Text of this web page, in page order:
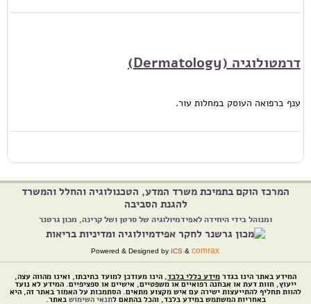
דרמטולוגיה (Dermatology)
ענף ברפואה העוסק במחלות עור.
המרכז הוקם בתמיכת משרד המדע, הטכנולוגיה והחלל והמשרד
להגנת הסביבה
ומנוהל בידי היחידה לאפידמיולוגיה של סרטן ושל קרינה, מכון גרטנר
Powered & Designed by ICS &comrax
המידע באתר הינו בגדר מידע כללי בלבד, הינו מעודכן למועד כתיבתו, ואינו מהווה עצה,
ייעוץ, חוות דעת או אבחנה רפואיים או משפטיים, אישיים או ספציפיים. המידע לא נועד
להוות תחליף להתייעצות ישירה עם איש מקצוע מתאים. הסתמכות על האמור באתר זה, היא
באחריות המשתמש במידע בלבד, והכל בהתאם לתנאי השימוש באתר.